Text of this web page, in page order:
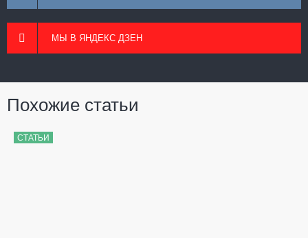
МЫ В ЯНДЕКС ДЗЕН
Похожие статьи
СТАТЬИ